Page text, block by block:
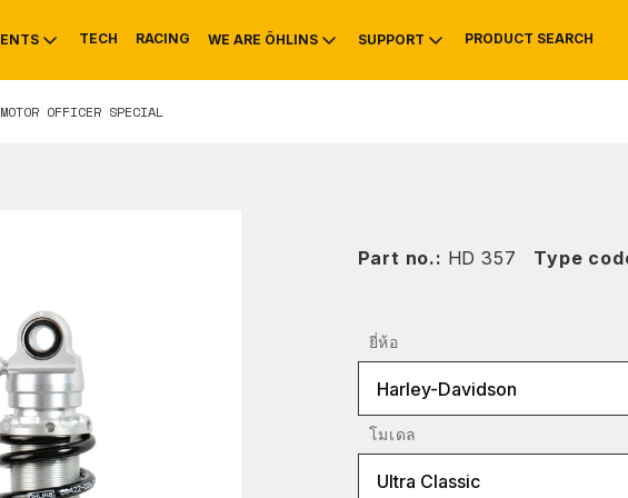
MOUNTAIN BIKE
TECH RACING WE ARE ÖHLINS
HISTORY
SUPPORT
SERVICE INFO & RECALLS
PRODUCT SEARCH
OFFICER SPECIAL
Part no.: HD 357 Type
ยี่ห้อ
Harley-Davidson
โมเดล
Ultra Classic